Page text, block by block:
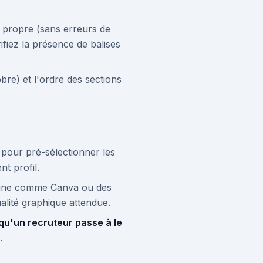
(sans erreurs de
la présence de balises
et l'ordre des sections
pré-sélectionner les
profil.
comme Canva ou des
graphique attendue.
recruteur passe à le